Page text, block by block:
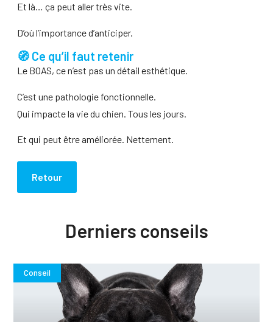
Et là… ça peut aller très vite.
D’où l’importance d’anticiper.
🧭 Ce qu’il faut retenir
Le BOAS, ce n’est pas un détail esthétique.
C’est une pathologie fonctionnelle.
Qui impacte la vie du chien. Tous les jours.
Et qui peut être améliorée. Nettement.
Retour
Derniers conseils
Conseil